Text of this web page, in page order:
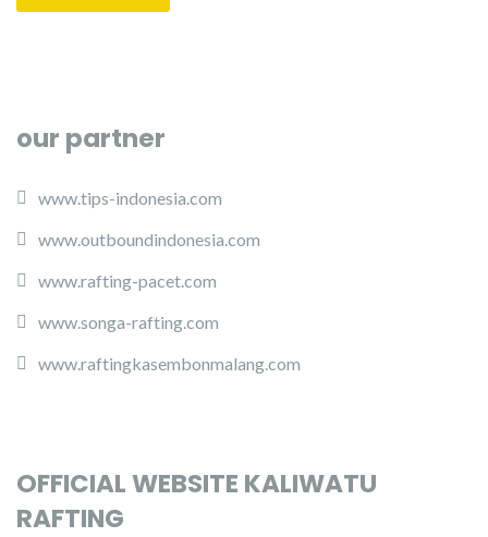
our partner
www.tips-indonesia.com
www.outboundindonesia.com
www.rafting-pacet.com
www.songa-rafting.com
www.raftingkasembonmalang.com
OFFICIAL WEBSITE KALIWATU
RAFTING